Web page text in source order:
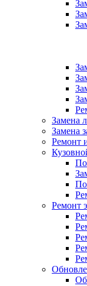
Замена
Замена
Ремонт
Ремонт